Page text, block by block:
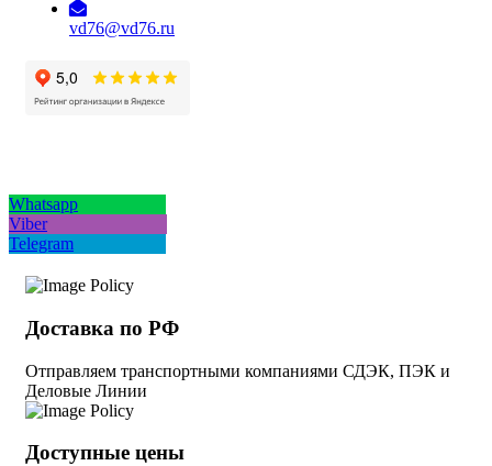
vd76@vd76.ru
Whatsapp
Viber
Telegram
Доставка по РФ
Отправляем транспортными компаниями СДЭК, ПЭК и
Деловые Линии
Доступные цены